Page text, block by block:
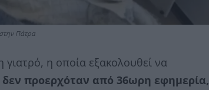
Πάτρα
η οποία εξακολουθεί να
δεν προερχόταν από 36ωρη εφημερία,